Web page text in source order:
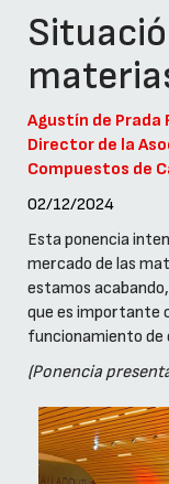
Agustín de Prada
Director de la
Compuestos de
02/12/2024
Esta ponencia
mercado de las
estamos
que es importante
funcionamiento de
(Ponencia